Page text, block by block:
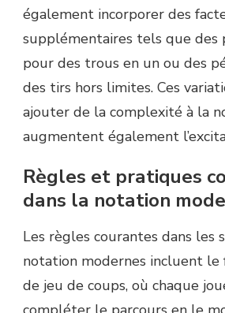
également incorporer des
supplémentaires tels que des
pour des trous en un ou des
des tirs hors limites. Ces
ajouter de la complexité à la
augmentent également
Règles et pratiques
dans la notation
Les règles courantes dans les
notation modernes incluent
de jeu de coups, où chaque